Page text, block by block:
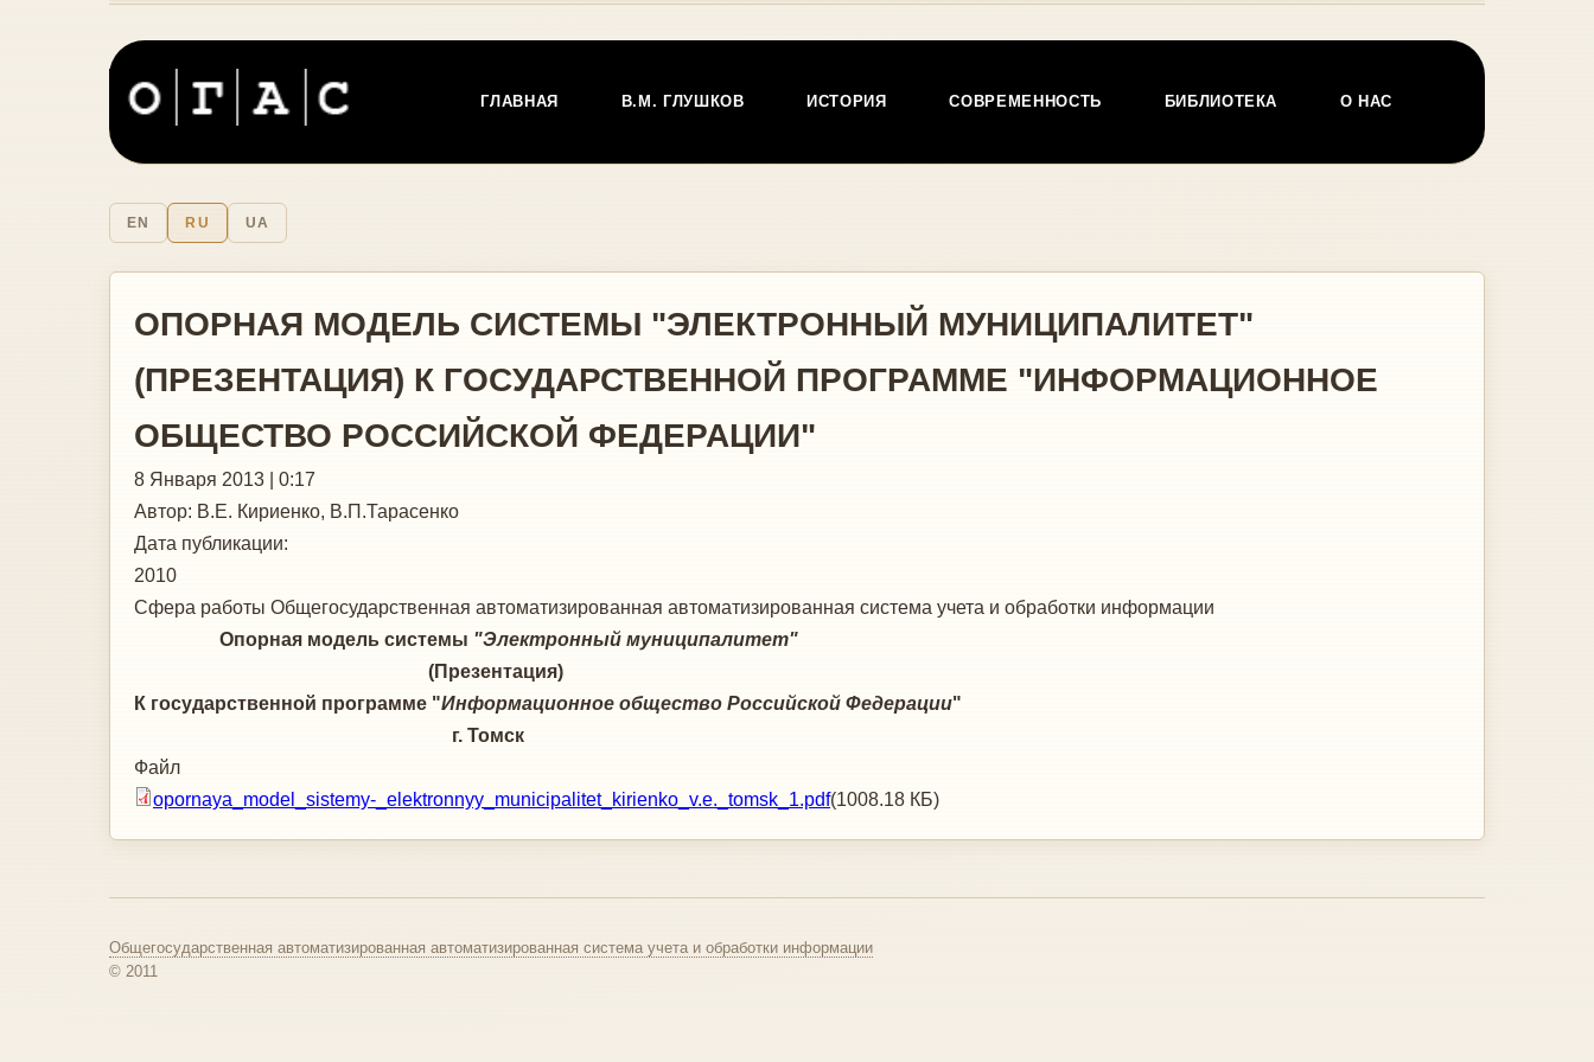
ГЛАВНАЯ В.М. ГЛУШКОВ ИСТОРИЯ СОВРЕМЕННОСТЬ БИБЛИОТЕКА О НАС
EN RU UA
ОПОРНАЯ МОДЕЛЬ СИСТЕМЫ "ЭЛЕКТРОННЫЙ МУНИЦИПАЛИТЕТ"
(ПРЕЗЕНТАЦИЯ) К ГОСУДАРСТВЕННОЙ ПРОГРАММЕ "ИНФОРМАЦИОННОЕ
ОБЩЕСТВО РОССИЙСКОЙ ФЕДЕРАЦИИ"
8 Января 2013 | 0:17
Автор: В.Е. Кириенко, В.П.Тарасенко
Дата публикации:
2010
Сфера работы Общегосударственная автоматизированная автоматизированная система учета и обработки информации
Опорная модель системы "Электронный муниципалитет"
(Презентация)
К государственной программе "Информационное общество Российской Федерации"
г. Томск
Файл
opornaya_model_sistemy-_elektronnyy_municipalitet_kirienko_v.e._tomsk_1.pdf(1008.18 КБ)
Общегосударственная автоматизированная автоматизированная система учета и обработки информации
© 2011